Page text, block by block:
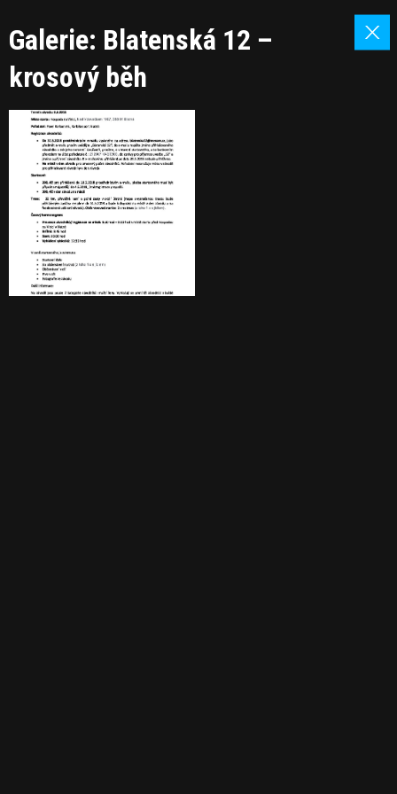
Galerie: Blatenská 12 –
krosový běh